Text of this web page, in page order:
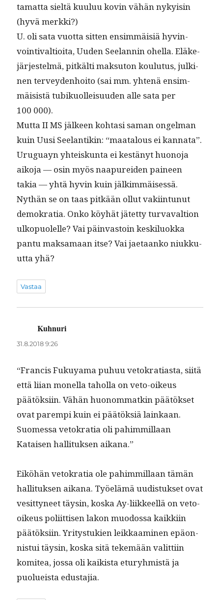
ta­mat­ta sieltä kuu­luu kovin vähän nyky­isin
(hyvä merkki?)
U. oli sata vuot­ta sit­ten ensim­mäisiä hyv­in­
voin­ti­val­tioi­ta, Uuden See­lan­nin ohel­la. Eläke­
jär­jestelmä, pitkälti mak­su­ton koulu­tus, julki­
nen ter­vey­den­hoito (sai mm. yht­enä ensim­
mäi­sistä tubikuolleisu­u­den alle sata per
100 000).
Mut­ta II MS jäl­keen kohtasi saman ongel­man
kuin Uusi See­lan­tikin: “maat­alous ei kan­na­ta”.
Uruguayn yhteiskun­ta ei kestänyt huono­ja
aiko­ja — osin myös naa­purei­den paineen
takia — yhtä hyvin kuin jälkimmäisessä.
Nythän se on taas pitkään ollut vaki­in­tunut
demokra­tia. Onko köy­hät jätet­ty tur­vaval­tion
ulkop­uolelle? Vai päin­vas­toin keskilu­ok­ka
pan­tu mak­samaan itse? Vai jae­taanko niukku­
ut­ta yhä?
Vastaa
Kuhnuri
31.8.2018 9:26
“Fran­cis Fukuya­ma puhuu vetokra­ti­as­ta, siitä
että liian monel­la tahol­la on veto-oikeus
päätök­si­in. Vähän huonom­matkin päätök­set
ovat parem­pi kuin ei päätök­siä lainkaan.
Suomes­sa vetokra­tia oli pahim­mil­laan
Kataisen hal­li­tuk­sen aikana.”
Eiköhän vetokra­tia ole pahim­mil­laan tämän
hal­li­tuk­sen aikana. Työelämä uud­is­tuk­set ovat
vesit­tyneet täysin, kos­ka Ay-liik­keel­lä on veto-
oikeus poli­it­tisen lakon muo­dos­sa kaikki­in
päätök­si­in. Yri­tys­tukien leikkaami­nen epäon­
nis­tui täysin, kos­ka sitä tekemään valit­ti­in
komitea, jos­sa oli kaik­ista etu­ryh­mistä ja
puolueista edustajia.